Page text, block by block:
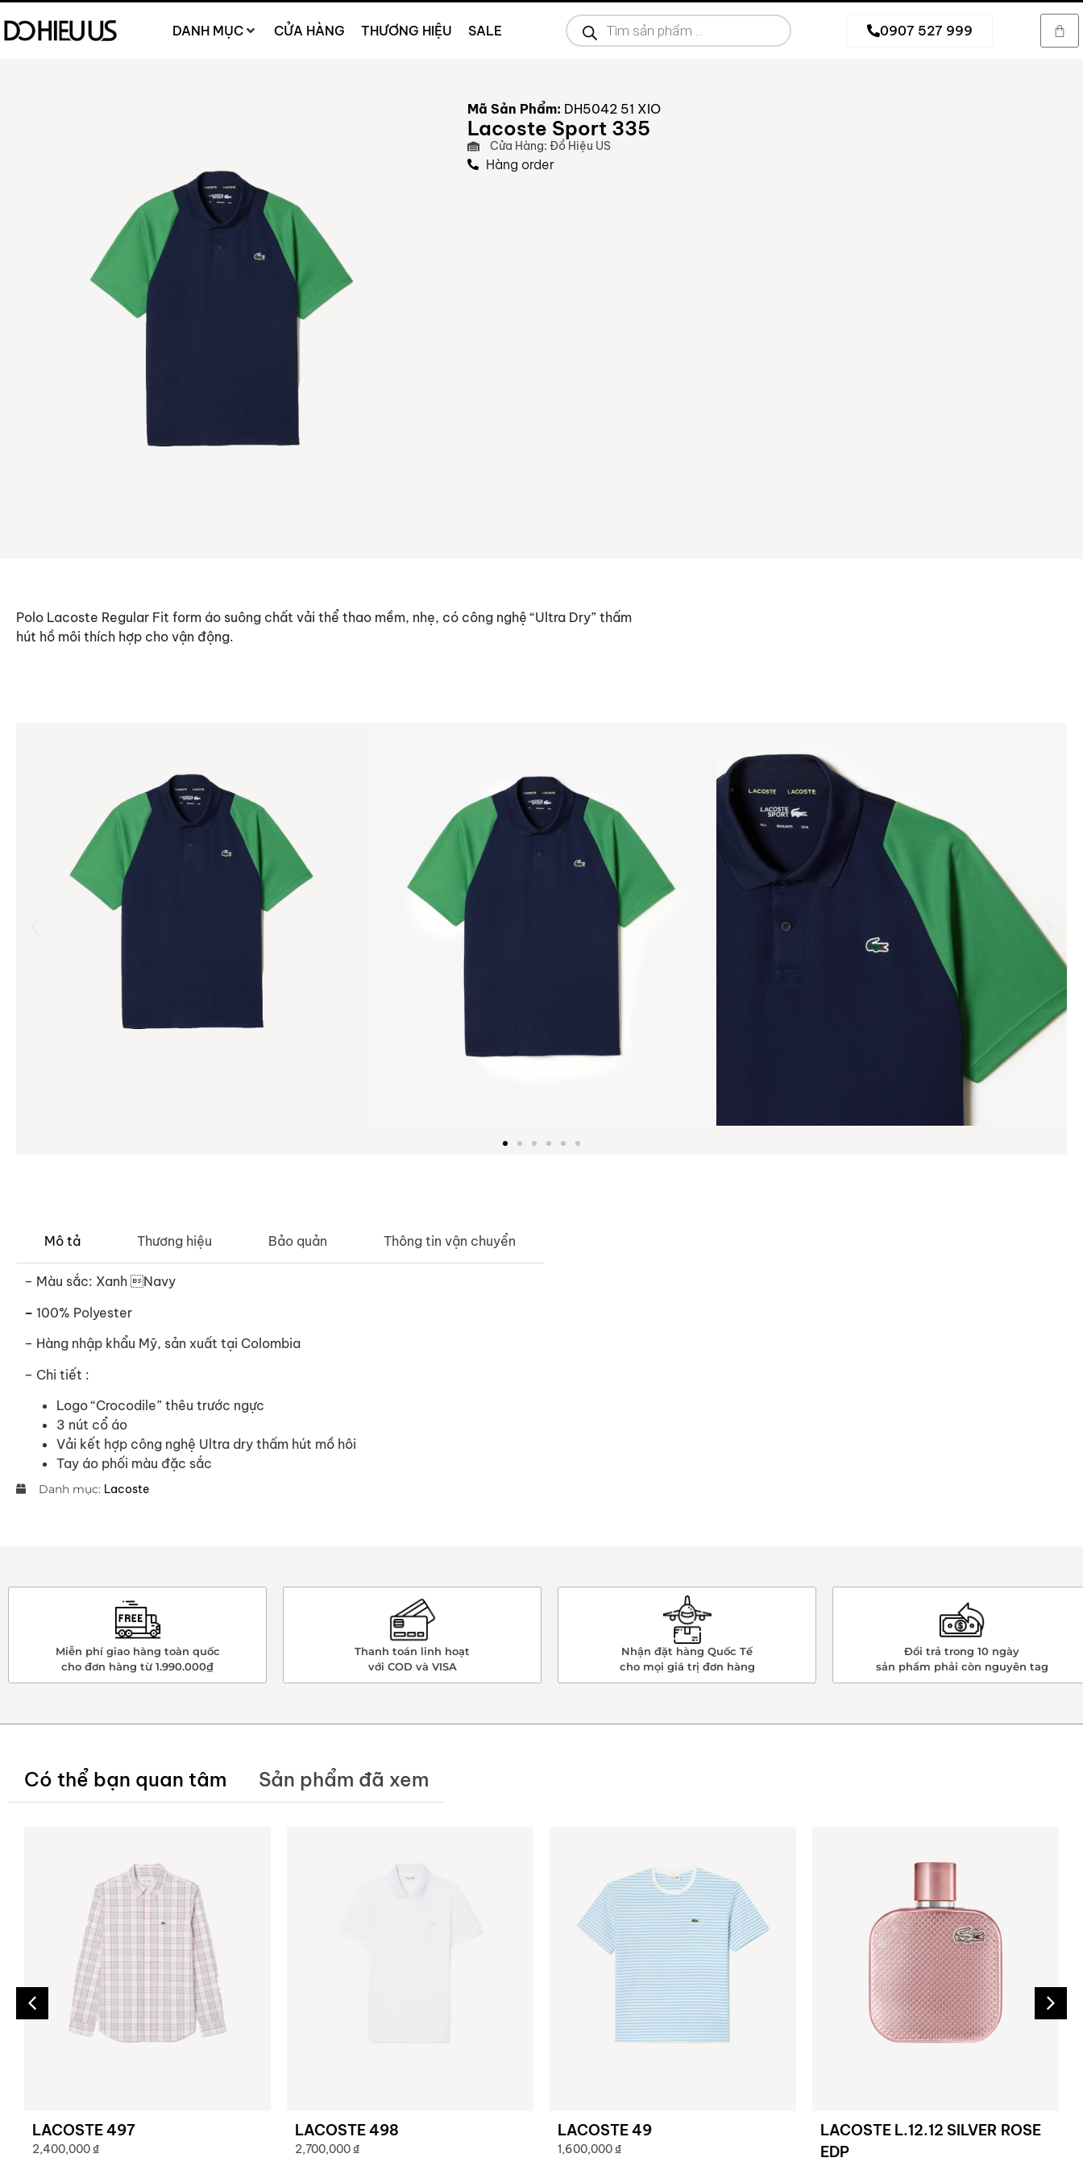
DANH MỤC CỬA HÀNG THƯƠNG HIỆU SALE 0907 527 999
Mã Sản Phẩm: DH5042 51 XIO
Lacoste Sport 335
Cửa Hàng: Đồ Hiệu US
Hàng order
Polo Lacoste Regular Fit form áo suông chất vải thể thao mềm, nhẹ, có công nghệ “Ultra Dry” thấm
hút hồ môi thích hợp cho vận động.
Mô tả Thương hiệu Bảo quản Thông tin vận chuyển
– Màu sắc: Xanh Navy
– 100% Polyester
– Hàng nhập khẩu Mỹ, sản xuất tại Colombia
– Chi tiết :
Logo “Crocodile” thêu trước ngực
3 nút cổ áo
Vải kết hợp công nghệ Ultra dry thấm hút mồ hôi
Tay áo phối màu đặc sắc
Danh mục: Lacoste
Miễn phí giao hàng toàn quốc
cho đơn hàng từ 1.990.000₫
Thanh toán linh hoạt
với COD và VISA
Nhận đặt hàng Quốc Tế
cho mọi giá trị đơn hàng
Đổi trả trong 10 ngày
sản phẩm phải còn nguyên tag
Có thể bạn quan tâm Sản phẩm đã xem
LACOSTE 497
2,400,000 ₫
LACOSTE 498
2,700,000 ₫
LACOSTE 49
1,600,000 ₫
LACOSTE L.12.12 SILVER ROSE
EDP